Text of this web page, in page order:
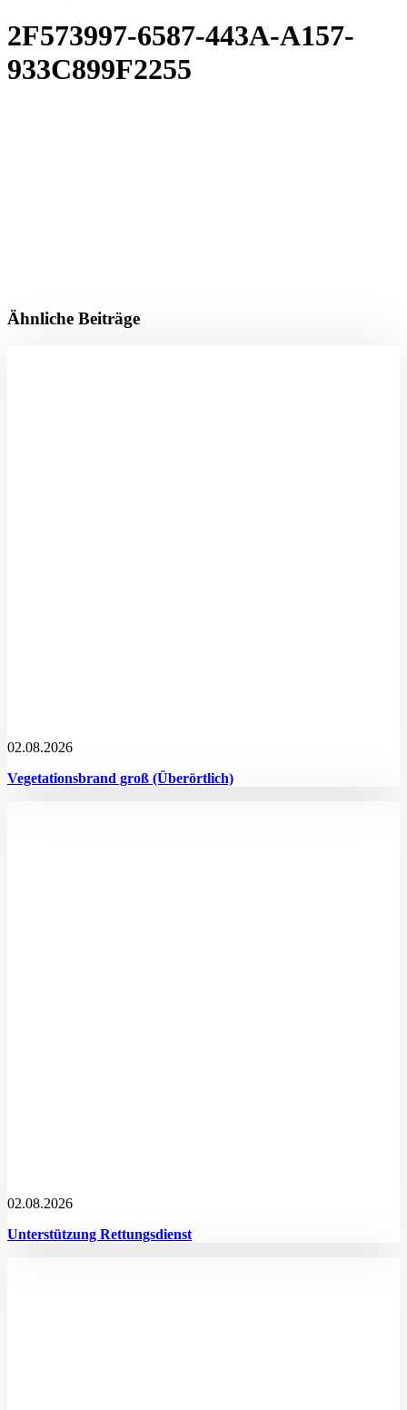
2F573997-6587-443A-A157-
933C899F2255
Ähnliche Beiträge
02.08.2026
Vegetationsbrand groß (Überörtlich)
02.08.2026
Unterstützung Rettungsdienst